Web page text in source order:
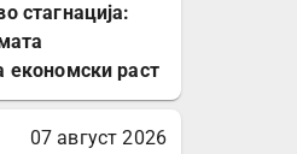
стагнација:
економски раст
07 август 2026